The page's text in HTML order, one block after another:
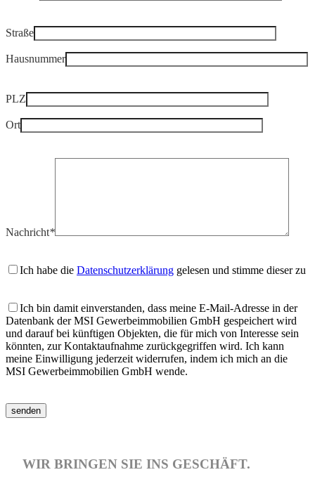
Straße
Hausnummer
PLZ
Ort
Nachricht*
Ich habe die Datenschutzerklärung gelesen und stimme dieser zu
Ich bin damit einverstanden, dass meine E-Mail-Adresse in der
Datenbank der MSI Gewerbeimmobilien GmbH gespeichert wird
und darauf bei künftigen Objekten, die für mich von Interesse sein
könnten, zur Kontaktaufnahme zurückgegriffen wird. Ich kann
meine Einwilligung jederzeit widerrufen, indem ich mich an die
MSI Gewerbeimmobilien GmbH wende.
WIR BRINGEN SIE INS GESCHÄFT.